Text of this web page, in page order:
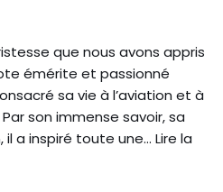
que nous avons appris
émérite et passionné
sa vie à l’aviation et à
son immense savoir, sa
a inspiré toute une… Lire la